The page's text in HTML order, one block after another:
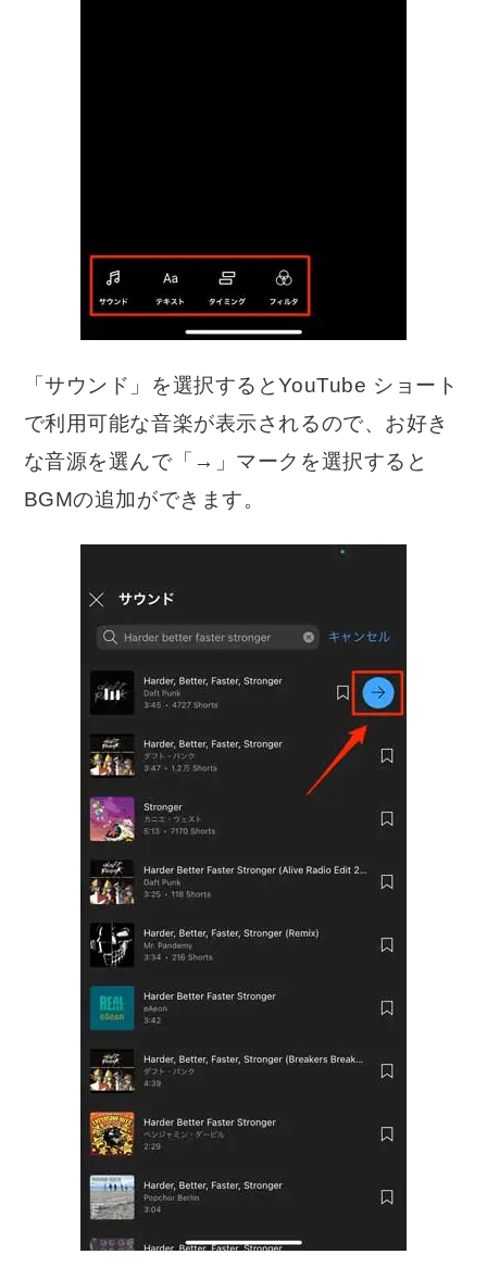
「サウンド」を選択するとYouTube ショート
で利用可能な音楽が表示されるので、お好き
な音源を選んで「→」マークを選択すると
BGMの追加ができます。